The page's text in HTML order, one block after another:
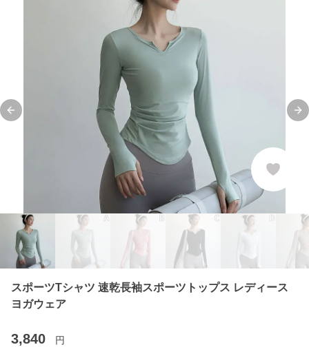
Previous slide
スポーツTシャツ 速乾長袖スポーツトップス レディース
ヨガウェア
3,840 円